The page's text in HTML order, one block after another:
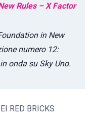
Rules – X Factor
in New
numero 12:
onda su Sky Uno.
RED BRICKS